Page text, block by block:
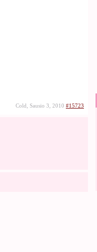
Cold, Sausio 3, 2010 #15723